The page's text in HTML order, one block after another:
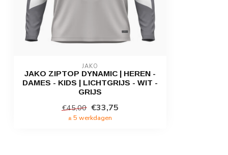
JAKO
JAKO ZIPTOP DYNAMIC | HEREN -
DAMES - KIDS | LICHTGRIJS - WIT -
GRIJS
€45,00 €33,75
± 5 werkdagen